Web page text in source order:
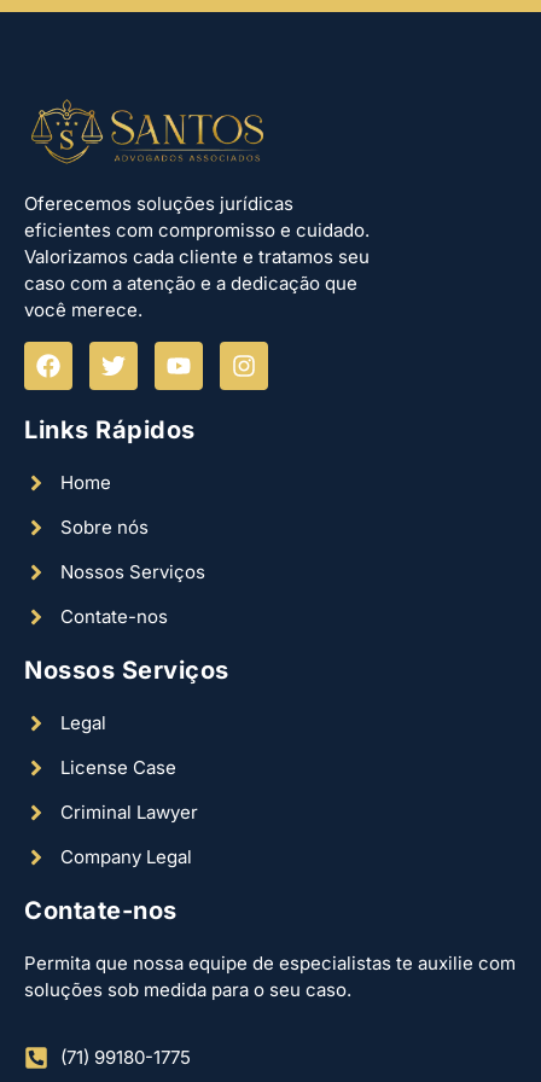
Oferecemos soluções jurídicas
eficientes com compromisso e cuidado.
Valorizamos cada cliente e tratamos seu
caso com a atenção e a dedicação que
você merece.
Links Rápidos
Home
Sobre nós
Nossos Serviços
Contate-nos
Nossos Serviços
Legal
License Case
Criminal Lawyer
Company Legal
Contate-nos
Permita que nossa equipe de especialistas te auxilie com
soluções sob medida para o seu caso.
(71) 99180-1775